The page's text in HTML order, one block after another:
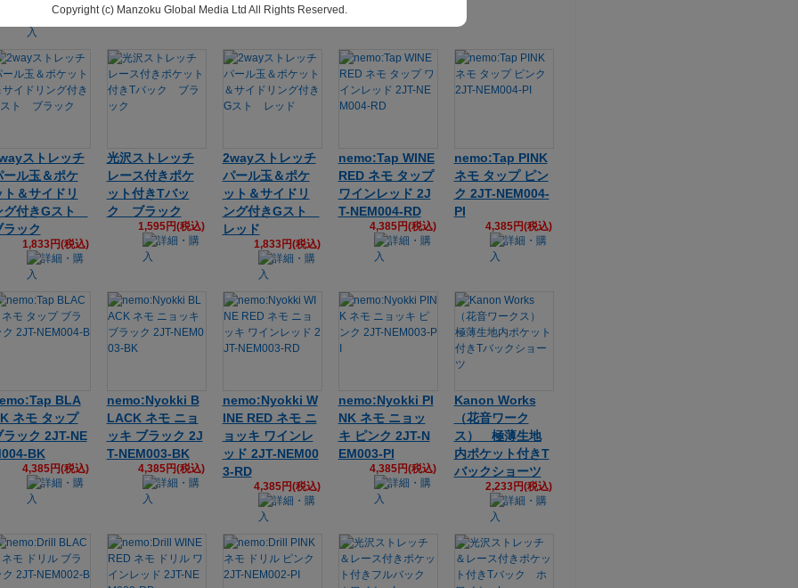
Copyright (c) Manzoku Global Media Ltd All Rights Reserved.
ストレッチ
ール玉＆ポケ
ト＆サイドリ
グ付きGスト
ラック
1,833円(税込)
光沢ストレッチ
レース付きポケ
ット付きTバッ
ク ブラック
1,595円(税込)
2wayストレッチ
パール玉＆ポケ
ット＆サイドリ
ング付きGスト
レッド
1,833円(税込)
nemo:Tap WINE
RED ネモ タップ
ワインレッド 2J
T-NEM004-RD
4,385円(税込)
nemo:Tap PINK
ネモ タップ ピン
ク 2JT-NEM004-
PI
4,385円(税込)
BLA
ネモ タップ
ラック 2JT-NE
BK
4,385円(税込)
nemo:Nyokki B
LACK ネモ ニョ
ッキ ブラック 2J
T-NEM003-BK
4,385円(税込)
nemo:Nyokki W
INE RED ネモ ニ
ョッキ ワインレ
ッド 2JT-NEM00
3-RD
4,385円(税込)
nemo:Nyokki PI
NK ネモ ニョッ
キ ピンク 2JT-N
EM003-PI
4,385円(税込)
Kanon Works
（花音ワーク
ス） 極薄生地
内ポケット付きT
バックショーツ
2,233円(税込)